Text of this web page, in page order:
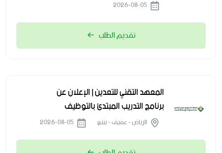
تقديم الطلب
المعهد التقني للتعدين | الإعلان عن
برنامج التدريب المبتدئ بالتوظيف
الرياض - عفيف - ينبع